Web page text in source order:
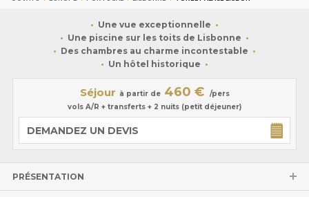
Une vue exceptionnelle
Une piscine sur les toits de Lisbonne
Des chambres au charme incontestable
Un hôtel historique
Séjour à partir de 460 €
/pers
vols A/R + transferts + 2 nuits (petit déjeuner)
DEMANDEZ UN DEVIS
PRÉSENTATION